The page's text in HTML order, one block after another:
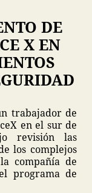
DE
X EN
trabajador de
en el sur de
revisión las
los complejos
compañía de
programa de